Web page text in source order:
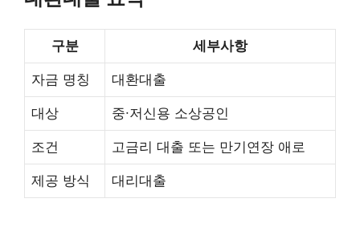
구분 세부사항
자금 명칭 대환대출
대상 중∙저신용 소상공인
조건 고금리 대출 또는 만기연장 애로
제공 방식 대리대출